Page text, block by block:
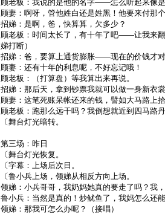
顾老板：我说的是他的名字——怎么听起来像
顾妻：啊呀，管他姓白还是姓黑！他要来付那
招娣：是啊，爸，快算算，欠多少？
顾老板：时间太长了，有十年了吧——让我来
娣打断）
招娣：爸，要算上通货膨胀——现在的价钱才
顾妻：还有十年的利息呢，不好忘记哦！
顾老板：（打算盘）等我算出来再说。
招娣：那后天，拿到钞票我就可以做一身新衣
顾妻：这笔死账呆帐还来的钱，譬如大马路上
顾老板：跑那么远干吗？我倒想就近到四马路
〔舞台灯光暗转。
第三场：昨日
〔舞台灯光恢复。
〔字幕：上场后次日。
〔鲁小兵上场，领娣从相反方向上场。
领娣：小兵哥哥，我奶妈她真的要走了吗？我
鲁小兵：当然是真的！炒鱿鱼了，我妈怎么还
领娣：那我可怎么办呢？（接唱）